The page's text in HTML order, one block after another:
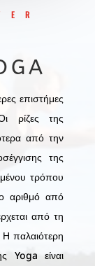
επιστήμες
ρίζες της
από την
της
τρόπου
αριθμό από
από τη
Η παλαιότερη
Yoga είναι